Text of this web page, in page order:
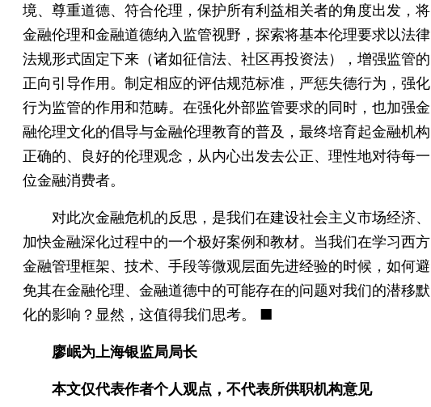
境、尊重道德、符合伦理，保护所有利益相关者的角度出发，将
金融伦理和金融道德纳入监管视野，探索将基本伦理要求以法律
法规形式固定下来（诸如征信法、社区再投资法），增强监管的
正向引导作用。制定相应的评估规范标准，严惩失德行为，强化
行为监管的作用和范畴。在强化外部监管要求的同时，也加强金
融伦理文化的倡导与金融伦理教育的普及，最终培育起金融机构
正确的、良好的伦理观念，从内心出发去公正、理性地对待每一
位金融消费者。
对此次金融危机的反思，是我们在建设社会主义市场经济、
加快金融深化过程中的一个极好案例和教材。当我们在学习西方
金融管理框架、技术、手段等微观层面先进经验的时候，如何避
免其在金融伦理、金融道德中的可能存在的问题对我们的潜移默
化的影响？显然，这值得我们思考。 ■
廖岷为上海银监局局长
本文仅代表作者个人观点，不代表所供职机构意见